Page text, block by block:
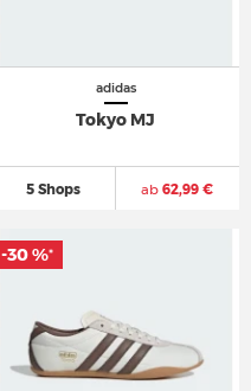
adidas
Tokyo MJ
5 Shops ab 62,99 €
-30 %*
-30 %*